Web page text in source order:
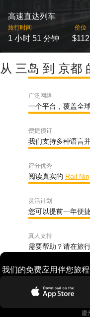
高速直达列车
旅行时间
1 小时 51 分钟
价位
$112
从 三岛 到 京都
广泛网络
一个平台，覆盖全
便捷预订
我们支持多种语言
评分优秀
阅读真实的 Rail
灵活计划
您可以提前一年便
真人支持
需要帮助？请在旅
我们的免费应用伴您旅
慶